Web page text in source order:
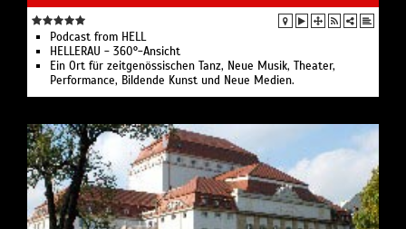
Podcast from HELL
HELLERAU - 360°-Ansicht
Ein Ort für zeitgenössischen Tanz, Neue Musik, Theater,
Performance, Bildende Kunst und Neue Medien.